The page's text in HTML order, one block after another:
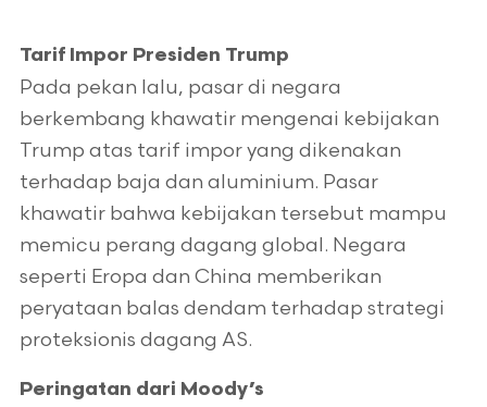
Tarif Impor Presiden Trump
Pada pekan lalu, pasar di negara
berkembang khawatir mengenai kebijakan
Trump atas tarif impor yang dikenakan
terhadap baja dan aluminium. Pasar
khawatir bahwa kebijakan tersebut mampu
memicu perang dagang global. Negara
seperti Eropa dan China memberikan
peryataan balas dendam terhadap strategi
proteksionis dagang AS.
Peringatan dari Moody’s